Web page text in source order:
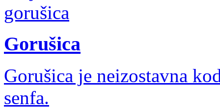
Gorušica
Gorušica je neizostavna
senfa.